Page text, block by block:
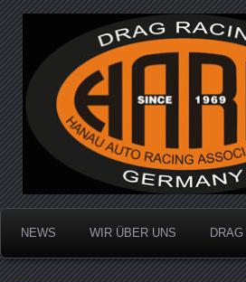
Hanau Auto
Dragracing auf der 1/4 Meile
NEWS WIR ÜBER UNS